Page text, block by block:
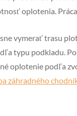
oplotenia.
vymerať trasu
typu podkladu.
oplotenie podľa
záhradného